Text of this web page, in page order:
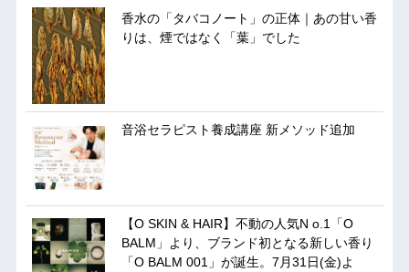
香水の「タバコノート」の正体｜あの甘い香
りは、煙ではなく「葉」でした
音浴セラピスト養成講座 新メソッド追加
【O SKIN & HAIR】不動の人気N o.1「O
BALM」より、ブランド初となる新しい香り
「O BALM 001」が誕生。7月31日(金)よ